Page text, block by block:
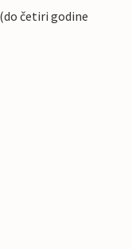
četiri godine